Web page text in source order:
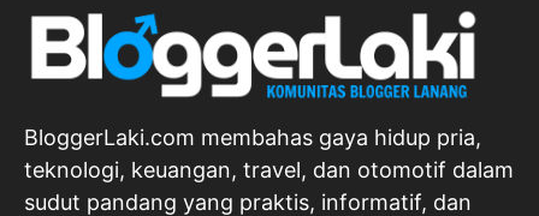
BloggerLaki.com membahas gaya hidup pria,
teknologi, keuangan, travel, dan otomotif dalam
sudut pandang yang praktis, informatif, dan